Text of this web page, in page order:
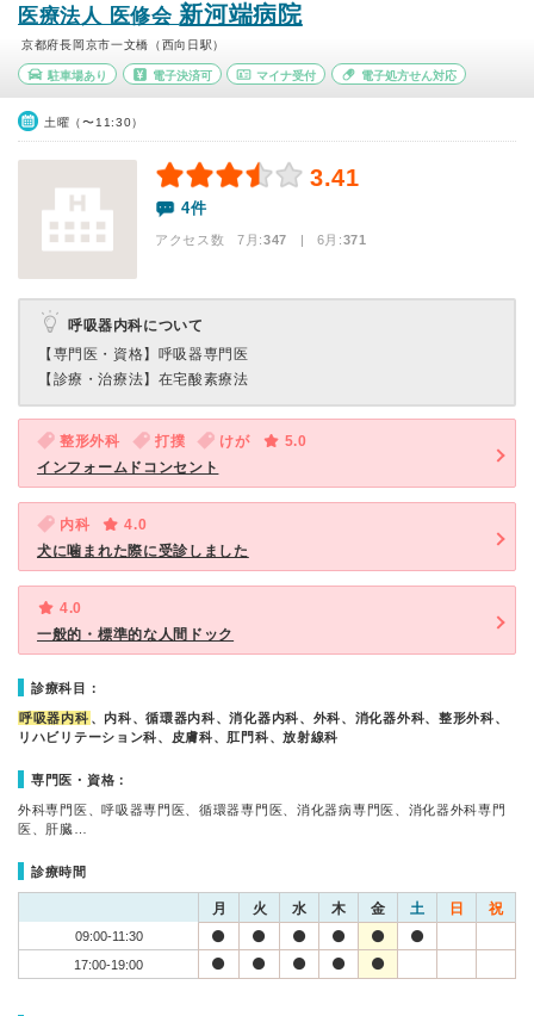
医療法人 医修会新河端病院
京都府長岡京市一文橋（西向日駅）
駐車場あり 電子決済可 マイナ受付 電子処方せん対応
土曜（〜11:30）
3.41
4件
アクセス数 7月:347 | 6月:371
呼吸器内科について
【専門医・資格】 呼吸器専門医
【診療・治療法】 在宅酸素療法
整形外科 打撲 けが
5.0
インフォームドコンセント
内科
4.0
犬に噛まれた際に受診しました
4.0
一般的・標準的な人間ドック
診療科目：
呼吸器内科 、内科、循環器内科、消化器内科、外科、消化器外科、整形外科、
リハビリテーション科、皮膚科、肛門科、放射線科
専門医・資格：
外科専門医、呼吸器専門医、循環器専門医、消化器病専門医、消化器外科専門
医、肝臓…
診療時間
月 火 水 木 金 土 日 祝
09:00-11:30
17:00-19:00